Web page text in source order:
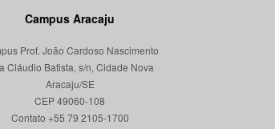
Campus Aracaju
Prof. João Cardoso Nascimento
Cláudio Batista, s/n, Cidade Nova
Aracaju/SE
CEP 49060-108